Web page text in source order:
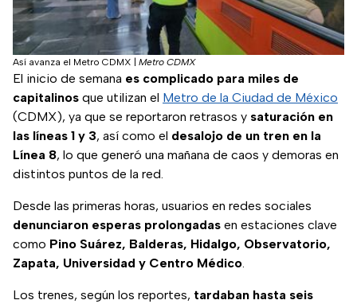
Así avanza el Metro CDMX Metro CDMX
El inicio de semana es complicado para miles de
capitalinos que utilizan el Metro de la Ciudad de México
(CDMX), ya que se reportaron retrasos y saturación en
las líneas 1 y 3, así como el desalojo de un tren en la
Línea 8, lo que generó una mañana de caos y demoras en
distintos puntos de la red.
Desde las primeras horas, usuarios en redes sociales
denunciaron esperas prolongadas en estaciones clave
como Pino Suárez, Balderas, Hidalgo, Observatorio,
Zapata, Universidad y Centro Médico.
Los trenes, según los reportes, tardaban hasta seis